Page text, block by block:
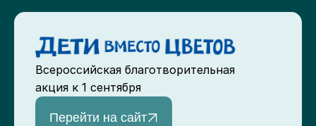
Всероссийская благотворительная
акция к 1 сентября
Перейти на сайт